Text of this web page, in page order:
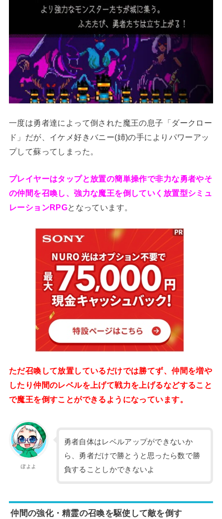
一度は勇者達によって倒された魔王の息子「ダークロー
ド」だが、イケメ好きバニー(姉)の手によりパワーアッ
プして蘇ってしまった。
プレイヤーはタップと放置の簡単操作で非力な勇者やそ
の仲間を召喚し、強力な魔王を倒していく放置型シミュ
レーションRPGとなっています。
ただ召喚して放置しているだけでは勝てず、仲間を増や
したり仲間のレベルを上げて戦力を上げるなどすること
で魔王を倒すことができるようになっています。
ぽよよ
勇者自体はレベルアップができないか
ら、勇者だけで勝とうと思ったら数で勝
負することしかできないよ
仲間の強化・精霊の召喚を駆使して敵を倒す